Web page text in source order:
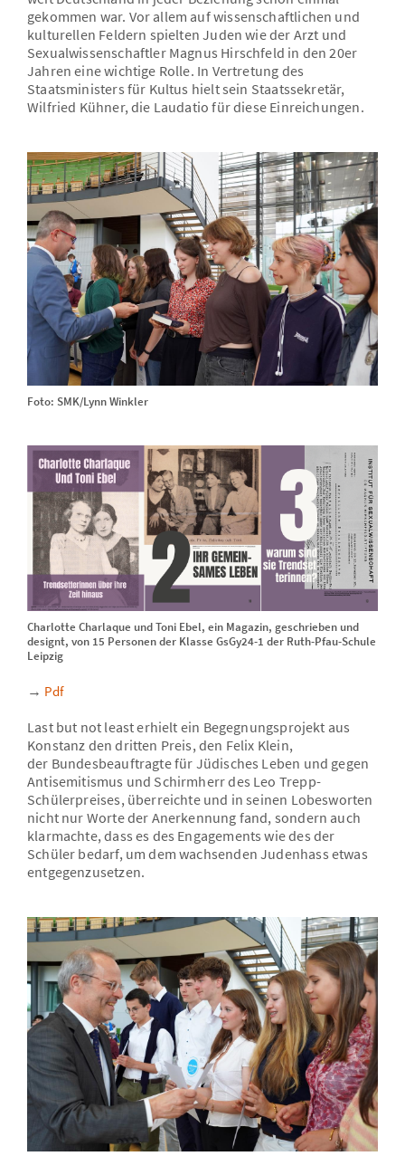
gekommen war. Vor allem auf wissenschaftlichen und
kulturellen Feldern spielten Juden wie der Arzt und
Sexualwissenschaftler Magnus Hirschfeld in den 20er
Jahren eine wichtige Rolle. In Vertretung des
Staatsministers für Kultus hielt sein Staatssekretär,
Wilfried Kühner, die Laudatio für diese Einreichungen.
Foto: SMK/Lynn Winkler
Charlotte Charlaque und Toni Ebel, ein Magazin, geschrieben und
designt, von 15 Personen der Klasse GsGy24-1 der Ruth-Pfau-Schule
Leipzig
→ Pdf
Last but not least erhielt ein Begegnungsprojekt aus
Konstanz den dritten Preis, den Felix Klein,
der Bundesbeauftragte für Jüdisches Leben und gegen
Antisemitismus und Schirmherr des Leo Trepp-
Schülerpreises, überreichte und in seinen Lobesworten
nicht nur Worte der Anerkennung fand, sondern auch
klarmachte, dass es des Engagements wie des der
Schüler bedarf, um dem wachsenden Judenhass etwas
entgegenzusetzen.